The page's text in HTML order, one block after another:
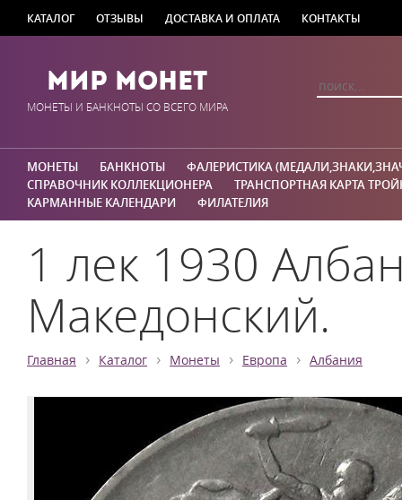
КАТАЛОГ ОТЗЫВЫ ДОСТАВКА И ОПЛАТА КОНТАКТЫ
Мир Монет
МОНЕТЫ И БАНКНОТЫ СО ВСЕГО МИРА
МОНЕТЫ БАНКНОТЫ
ФАЛЕРИСТИКА
СПРАВОЧНИК КОЛЛЕКЦИОНЕРА
ТРАНСПОРТНАЯ КАРТА
КАРМАННЫЕ КАЛЕНДАРИ
ФИЛАТЕЛИЯ
1 лек 1930
Македонский.
Главная › Каталог › Монеты › Европа › Албания